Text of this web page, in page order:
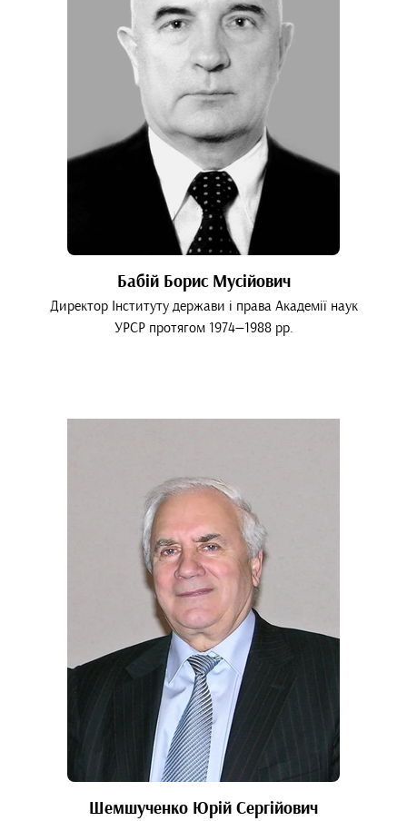
Бабій Борис Мусійович
Директор Інституту держави і права Академії наук
УРСР протягом 1974—1988 рр.
Шемшученко Юрій Сергійович